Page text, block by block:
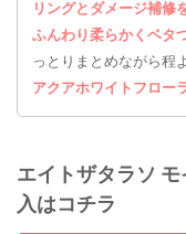
リングとダメージ補修
ふんわり柔らかくベタ
っとりまとめながら程
アクアホワイトフロー
エイトザタラソ
入はコチラ